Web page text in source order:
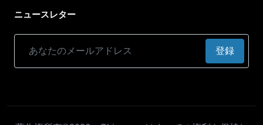
ニュースレター
登録